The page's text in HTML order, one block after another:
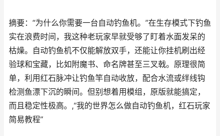
摘要：“为什么你需要一台自动钓鱼机。”在生存模式下钓鱼
实在浪费时间，我这种老玩家早就受够了盯着水面发呆的
枯燥。自动钓鱼机不仅能解放双手，还能让你挂机刷出经
验球和宝藏，比如附魔书、命名牌甚至三叉戟。原理很简
单，利用红石脉冲让钓鱼竿自动收放，配合水流或绊线钩
检测鱼漂下沉的瞬间。但别想着用模组，原版就能搞定，
而且稳定性极高。,“我的世界怎么做自动钓鱼机，红石玩家
简易教程”